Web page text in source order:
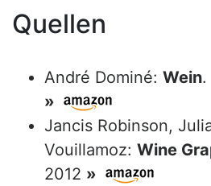
Quellen
André Dominé: Wein.
»
Jancis Robinson,
Vouillamoz: Wine
2012 »